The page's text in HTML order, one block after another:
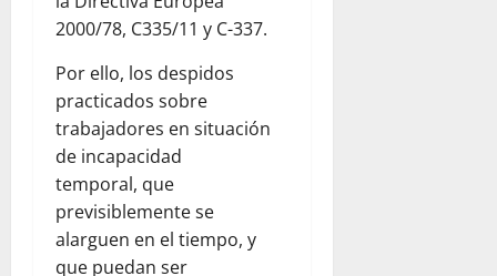
2000/78, C335/11 y C-337.
Por ello, los despidos
practicados sobre
trabajadores en situación
de incapacidad
temporal, que
previsiblemente se
alarguen en el tiempo, y
que puedan ser